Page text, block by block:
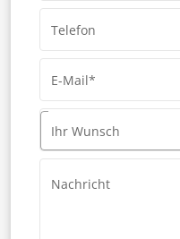
Telefon
E-Mail*
Ihr Wunsch
Nachricht